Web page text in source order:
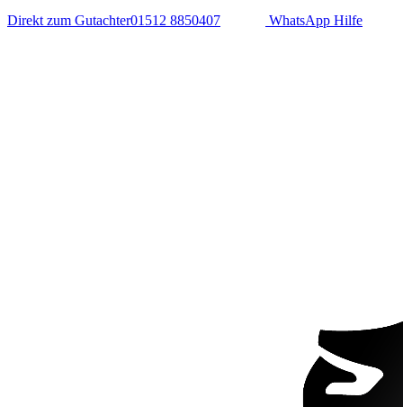
Direkt zum Gutachter01512 8850407 WhatsApp Hilfe